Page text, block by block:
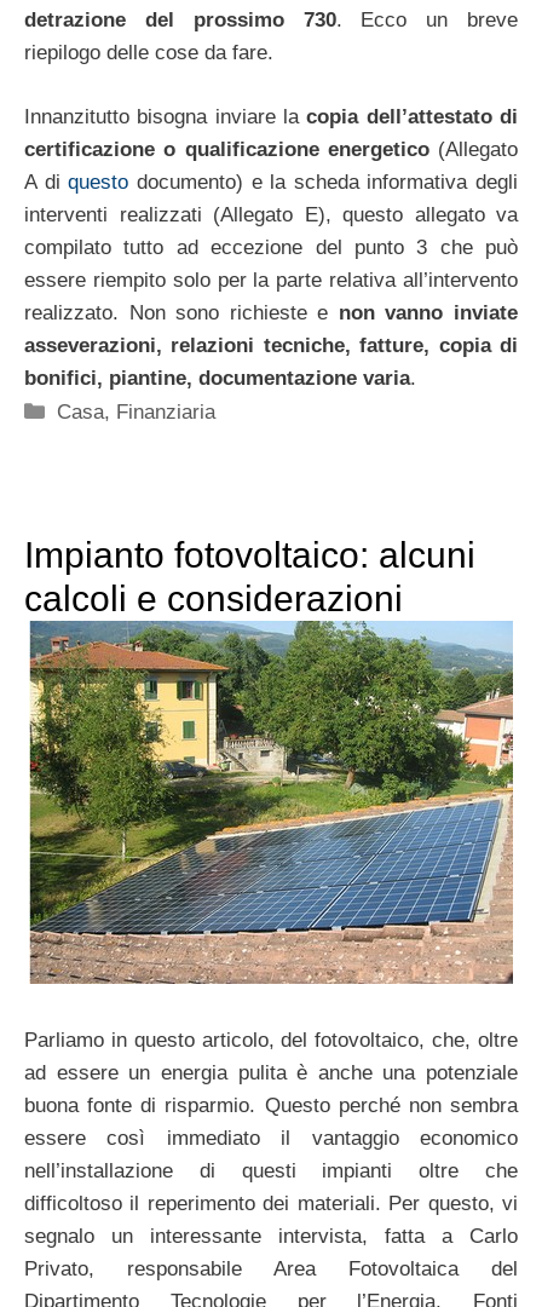
detrazione del prossimo 730. Ecco un breve
riepilogo delle cose da fare.
Innanzitutto bisogna inviare lacopia dell’attestato di
certificazione o qualificazione energetico(Allegato
A diquesto documento) e la scheda informativa degli
interventi realizzati (Allegato E), questo allegato va
compilato tutto ad eccezione del punto 3 che può
essere riempito solo per la parte relativa all’intervento
realizzato. Non sono richieste e non vanno inviate
asseverazioni, relazioni tecniche, fatture, copia di
bonifici, piantine, documentazione varia.
Categorie
Casa, Finanziaria
Impianto fotovoltaico: alcuni
calcoli e considerazioni
Parliamo in questo articolo, del fotovoltaico, che, oltre
ad essere un energia pulita è anche una potenziale
buona fonte di risparmio. Questo perché non sembra
essere così immediato il vantaggio economico
nell’installazione di questi impianti oltre che
difficoltoso il reperimento dei materiali. Per questo, vi
segnalo un interessante intervista, fatta a Carlo
Privato, responsabile Area Fotovoltaica del
Dipartimento Tecnologie per l’Energia, Fonti